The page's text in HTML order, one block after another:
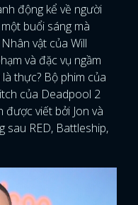
động kể về người
buổi sáng mà
vật của Will
và đặc vụ ngầm
thực? Bộ phim của
của Deadpool 2
được viết bởi Jon và
sau RED, Battleship,